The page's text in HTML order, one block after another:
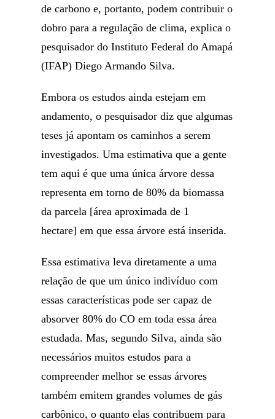
de carbono e, portanto, podem contribuir o
dobro para a regulação de clima, explica o
pesquisador do Instituto Federal do Amapá
(IFAP) Diego Armando Silva.
Embora os estudos ainda estejam em
andamento, o pesquisador diz que algumas
teses já apontam os caminhos a serem
investigados. Uma estimativa que a gente
tem aqui é que uma única árvore dessa
representa em torno de 80% da biomassa
da parcela [área aproximada de 1
hectare] em que essa árvore está inserida.
Essa estimativa leva diretamente a uma
relação de que um único indivíduo com
essas características pode ser capaz de
absorver 80% do CO em toda essa área
estudada. Mas, segundo Silva, ainda são
necessários muitos estudos para a
compreender melhor se essas árvores
também emitem grandes volumes de gás
carbônico, o quanto elas contribuem para